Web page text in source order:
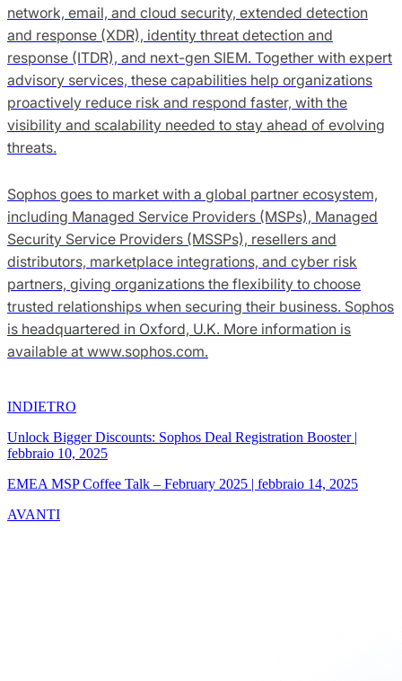
network, email, and cloud security, extended detection
and response (XDR), identity threat detection and
response (ITDR), and next-gen SIEM. Together with expert
advisory services, these capabilities help organizations
proactively reduce risk and respond faster, with the
visibility and scalability needed to stay ahead of evolving
threats.
Sophos goes to market with a global partner ecosystem,
including Managed Service Providers (MSPs), Managed
Security Service Providers (MSSPs), resellers and
distributors, marketplace integrations, and cyber risk
partners, giving organizations the flexibility to choose
trusted relationships when securing their business. Sophos
is headquartered in Oxford, U.K. More information is
available at www.sophos.com.
INDIETRO
Unlock Bigger Discounts: Sophos Deal Registration Booster|
febbraio 10, 2025
EMEA MSP Coffee Talk – February 2025 | febbraio 14, 2025
AVANTI